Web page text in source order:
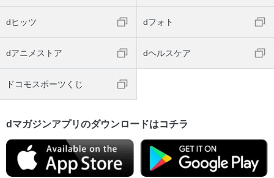
dヒッツ dフォト
dアニメストア dヘルスケア
ドコモスポーツくじ
dマガジンアプリのダウンロードはコチラ